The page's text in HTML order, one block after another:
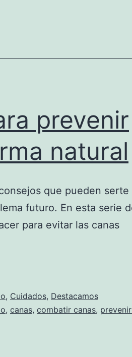
prevenir
natural
que pueden serte
futuro. En esta serie
para evitar las canas
, Cuidados, Destacamos
, canas, combatir canas,